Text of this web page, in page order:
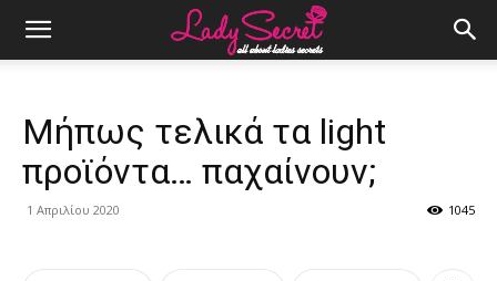
Μήπως τελικά τα light
προϊόντα… παχαίνουν;
1 Απριλίου 2020 1045